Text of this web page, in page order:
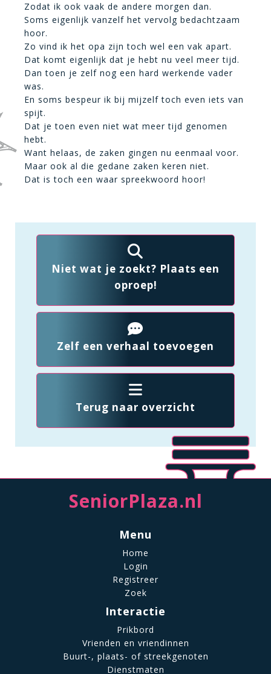
Zodat ik ook vaak de andere morgen dan.
Soms eigenlijk vanzelf het vervolg bedachtzaam
hoor.
Zo vind ik het opa zijn toch wel een vak apart.
Dat komt eigenlijk dat je hebt nu veel meer tijd.
Dan toen je zelf nog een hard werkende vader
was.
En soms bespeur ik bij mijzelf toch even iets van
spijt.
Dat je toen even niet wat meer tijd genomen
hebt.
Want helaas, de zaken gingen nu eenmaal voor.
Maar ook al die gedane zaken keren niet.
Dat is toch een waar spreekwoord hoor!
Niet wat je zoekt? Plaats een
oproep!
Zelf een verhaal toevoegen
Terug naar overzicht
SeniorPlaza.nl
Menu
Home
Login
Registreer
Zoek
Interactie
Prikbord
Vrienden en vriendinnen
Buurt-, plaats- of streekgenoten
Dienstmaten